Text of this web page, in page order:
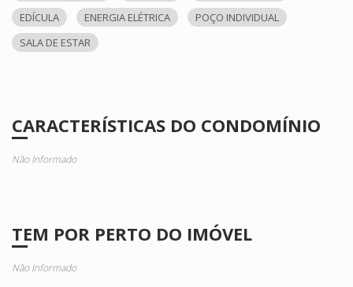
EDÍCULA
ENERGIA ELÉTRICA
POÇO INDIVIDUAL
SALA DE ESTAR
CARACTERÍSTICAS DO CONDOMÍNIO
Não Informado
TEM POR PERTO DO IMÓVEL
Não Informado